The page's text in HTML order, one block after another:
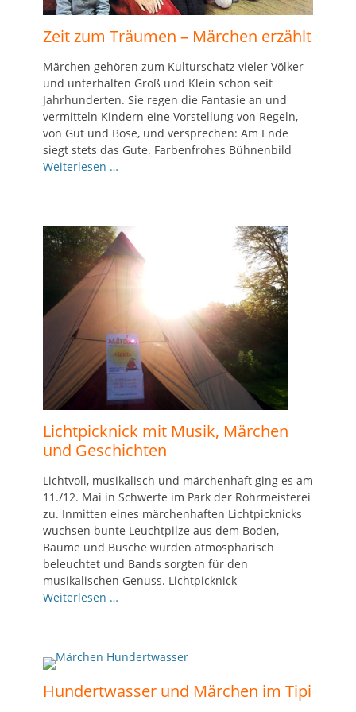
Zeit zum Träumen – Märchen erzählt
Märchen gehören zum Kulturschatz vieler Völker
und unterhalten Groß und Klein schon seit
Jahrhunderten. Sie regen die Fantasie an und
vermitteln Kindern eine Vorstellung von Regeln,
von Gut und Böse, und versprechen: Am Ende
siegt stets das Gute. Farbenfrohes Bühnenbild
Weiterlesen …
Lichtpicknick mit Musik, Märchen
und Geschichten
Lichtvoll, musikalisch und märchenhaft ging es am
11./12. Mai in Schwerte im Park der Rohrmeisterei
zu. Inmitten eines märchenhaften Lichtpicknicks
wuchsen bunte Leuchtpilze aus dem Boden,
Bäume und Büsche wurden atmosphärisch
beleuchtet und Bands sorgten für den
musikalischen Genuss. Lichtpicknick
Weiterlesen …
Hundertwasser und Märchen im Tipi